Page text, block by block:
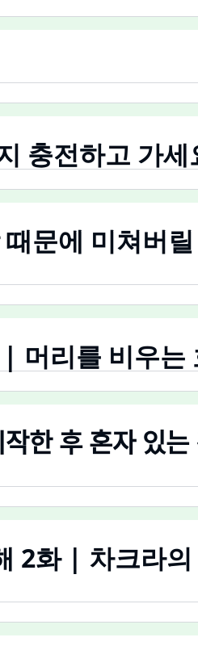
충전하고 가세
때문에 미쳐버
비우는
을 시작한 후 혼자
2화 | 차크라의